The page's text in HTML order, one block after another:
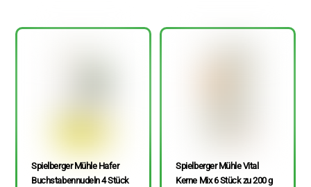
Spielberger Mühle Hafer
Buchstabennudeln 4 Stück
Spielberger Mühle Vital
Kerne Mix 6 Stück zu 200 g